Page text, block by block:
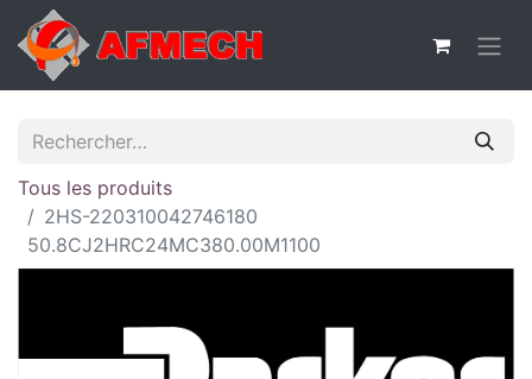
Tous les produits
2HS-220310042746180
50.8CJ2HRC24MC380.00M1100